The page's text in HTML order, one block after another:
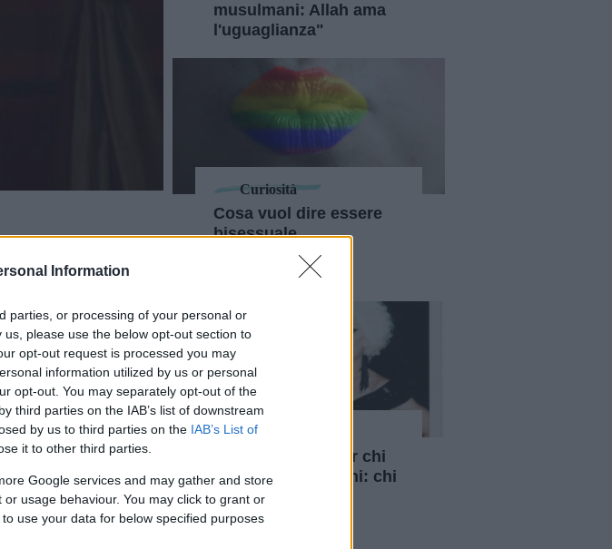
Information
parties, or processing of your personal or
please use the below opt-out section to
opt-out request is processed you may
information utilized by us or personal
opt-out. You may separately opt-out of the
third parties on the IAB’s list of downstream
by us to third parties on the IAB’s List of
it to other third parties.
Google services and may gather and store
usage behaviour. You may click to grant or
use your data for below specified purposes
abiti che sono
uomini e i
nel tempo
che se ne
fenomeno è
che la
a meno che
In altre
dalla
musulmani: Allah ama
l'uguaglianza"
Curiosità
Cosa vuol dire essere
bisessuale,
demisessuale o
pansessuale
Diversity
Il drag è anche per chi
"interpreta" uomini: chi
sono i drag king